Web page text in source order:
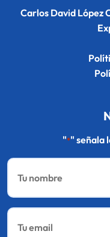
Carlos David López
"*" señala